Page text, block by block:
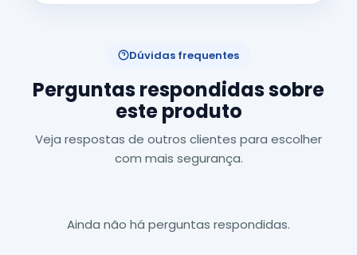
Dúvidas frequentes
Perguntas respondidas sobre
este produto
Veja respostas de outros clientes para escolher
com mais segurança.
Ainda não há perguntas respondidas.